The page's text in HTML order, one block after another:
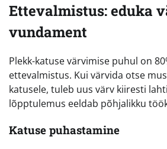
Ettevalmistus: eduka
vundament
Plekk-katuse värvimise puhul on
ettevalmistus. Kui värvida otse
katusele, tuleb uus värv kiiresti
lõpptulemus eeldab põhjalikku
Katuse puhastamine